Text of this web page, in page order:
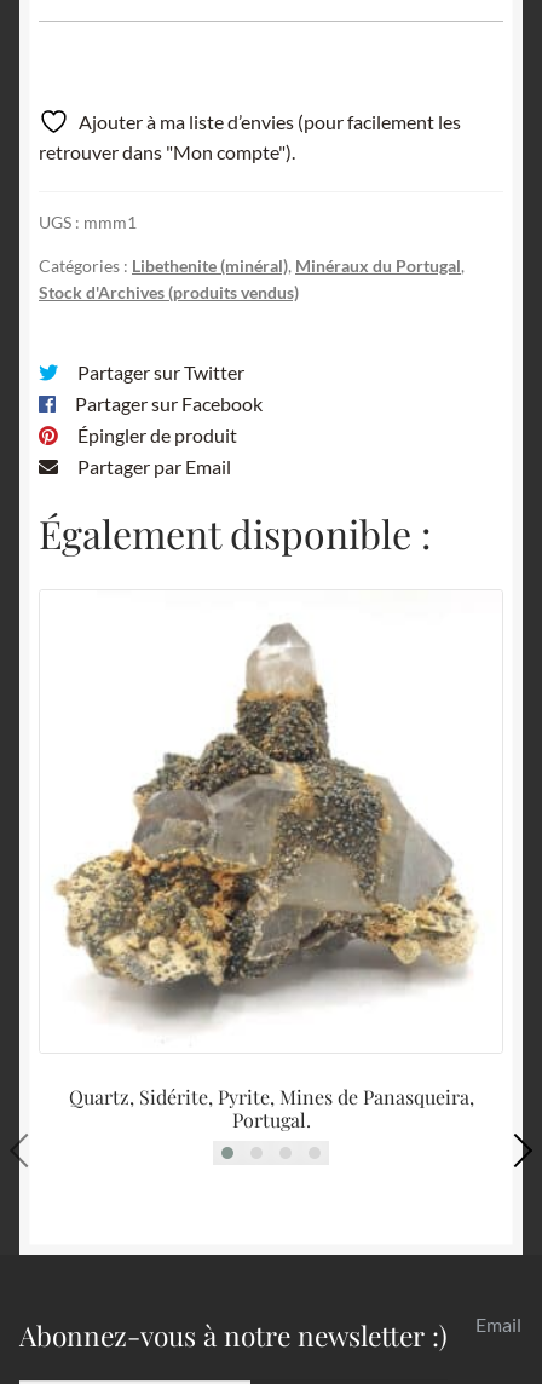
Ajouter à ma liste d’envies (pour facilement les
retrouver dans "Mon compte").
UGS : mmm1
Catégories : Libethenite (minéral), Minéraux du Portugal,
Stock d'Archives (produits vendus)
Partager sur Twitter
Partager sur Facebook
Épingler de produit
Partager par Email
Également disponible :
Quartz, Sidérite, Pyrite, Mines de Panasqueira,
Portugal.
Abonnez-vous à notre newsletter :) Email